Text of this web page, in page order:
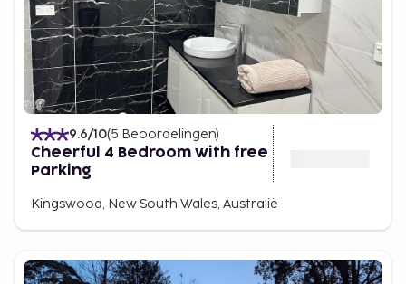
9.6/10(5 Beoordelingen)
Cheerful 4 Bedroom with free
Parking
Kingswood, New South Wales, Australië